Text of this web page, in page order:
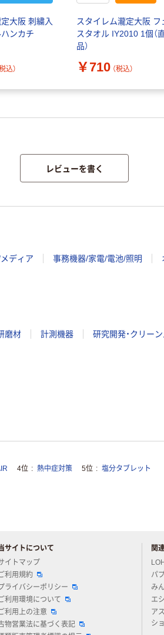
大阪 刺繍入
ンカチ
税込）
スタイレム瀧定大阪 フ
スタオル IY2010 1個（
品）
￥710 （税込）
レビューを書く
ディア 事務機器/家電/電池/照明
磨材 計測機器 研究開発・クリー
4位 熱中症対策 5位 塩分タブレット
サイトについて
イトマップ
利用規約
ライバシーポリシー
利用環境について
利用上の注意
物営業法に基づく表記
関
パ
み
エ
ア
シ